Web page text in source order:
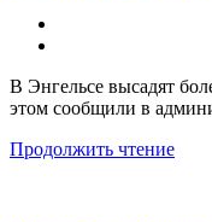
В Энгельсе высадят
этом сообщили в
Продолжить чтение